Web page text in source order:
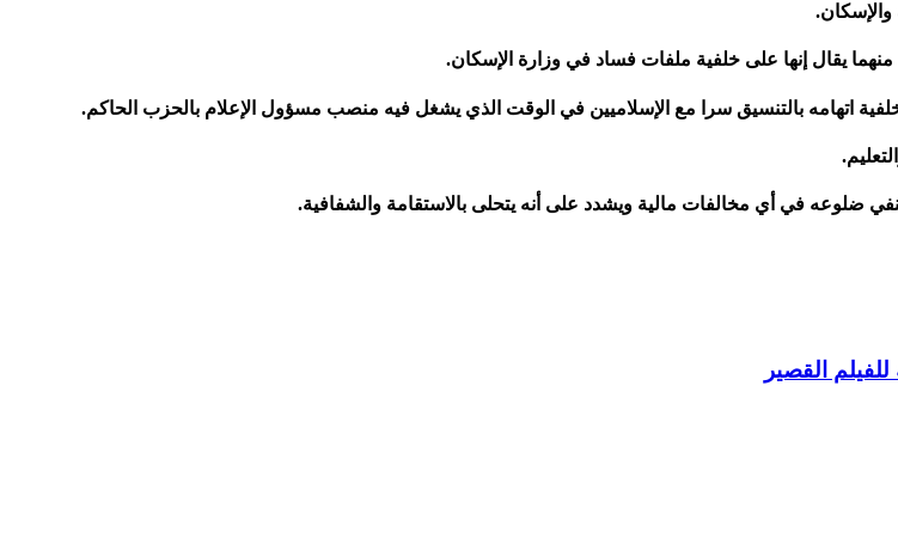
يقال إنها على خلفية ملفات فساد في وزارة الإسكان.
اتهامه بالتنسيق سرا مع الإسلاميين في الوقت الذي يشغل فيه منصب مسؤول الإعلام بالحزب الحاكم.
ضلوعه في أي مخالفات مالية ويشدد على أنه يتحلى بالاستقامة والشفافية.
القصير